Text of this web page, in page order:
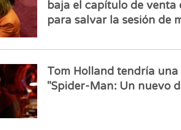
baja el capítulo de venta
para salvar la sesión de
Tom Holland tendría
"Spider-Man: Un nuevo